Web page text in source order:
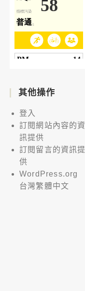
其他操作
登入
訂閱網站內容的資
訊提供
訂閱留言的資訊提
供
WordPress.org
台灣繁體中文